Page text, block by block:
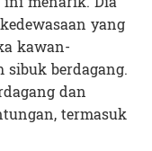
yang
kawan-
berdagang.
dan
termasuk